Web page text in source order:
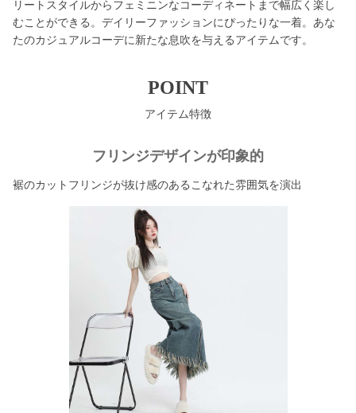
リートスタイルからフェミニンなコーディネートまで幅広く楽し
むことができる。デイリーファッションにぴったりな一着。あな
たのカジュアルコーデに新たな息吹を与えるアイテムです。
POINT
アイテム特徴
フリンジデザインが印象的
裾のカットフリンジが抜け感のあるこなれた雰囲気を演出